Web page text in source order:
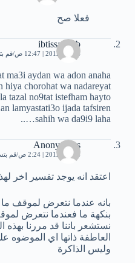
فعلا صح
ibtissam ab
4 مايو، 2012 | 12:47 ص قم
ma3i aydan wa adon anaha
hiya chorohat wa nadareyat
tazal no9tat istefham hayto
lamyastati3o ijada tafsiren
sahih wa da9i9 laha…..
Anonymous
4 مايو، 2012 | 2:24 ص قم
اعتقد انه يوجد تفسير اخر
بانه عندما نتعرض لموقف
بنكهة ما فعندما نتعرض
نستشعر باننا قد مررنا بهذه
العاطفة ذاتها اي الموضوه
وليس الذاكرة